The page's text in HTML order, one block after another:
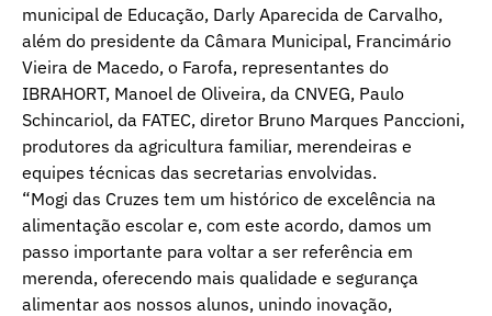
municipal de Educação, Darly Aparecida de Carvalho,
além do presidente da Câmara Municipal, Francimário
Vieira de Macedo, o Farofa, representantes do
IBRAHORT, Manoel de Oliveira, da CNVEG, Paulo
Schincariol, da FATEC, diretor Bruno Marques Panccioni,
produtores da agricultura familiar, merendeiras e
equipes técnicas das secretarias envolvidas.
“Mogi das Cruzes tem um histórico de excelência na
alimentação escolar e, com este acordo, damos um
passo importante para voltar a ser referência em
merenda, oferecendo mais qualidade e segurança
alimentar aos nossos alunos, unindo inovação,